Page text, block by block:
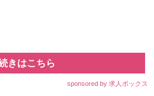
きはこちら
sponsored by 求人ボックス